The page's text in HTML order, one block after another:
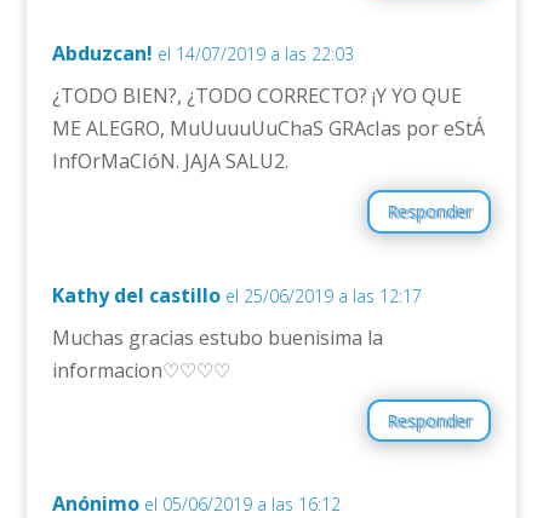
Abduzcan! el 14/07/2019 a las 22:03
¿TODO BIEN?, ¿TODO CORRECTO? ¡Y YO QUE
ME ALEGRO, MuUuuuUuChaS GRAcIas por eStÁ
InfOrMaCIóN. JAJA SALU2.
Responder
Kathy del castillo el 25/06/2019 a las 12:17
Muchas gracias estubo buenisima la
informacion♡♡♡♡
Responder
Anónimo el 05/06/2019 a las 16:12